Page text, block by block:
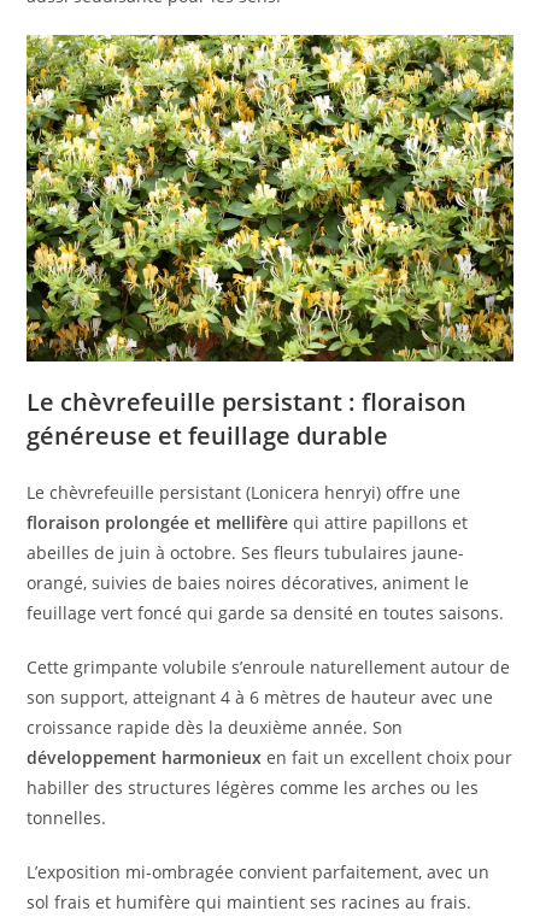
Le chèvrefeuille persistant : floraison
généreuse et feuillage durable
Le chèvrefeuille persistant (Lonicera henryi) offre une
floraison prolongée et mellifère qui attire papillons et
abeilles de juin à octobre. Ses fleurs tubulaires jaune-
orangé, suivies de baies noires décoratives, animent le
feuillage vert foncé qui garde sa densité en toutes saisons.
Cette grimpante volubile s’enroule naturellement autour de
son support, atteignant 4 à 6 mètres de hauteur avec une
croissance rapide dès la deuxième année. Son
développement harmonieux en fait un excellent choix pour
habiller des structures légères comme les arches ou les
tonnelles.
L’exposition mi-ombragée convient parfaitement, avec un
sol frais et humifère qui maintient ses racines au frais.